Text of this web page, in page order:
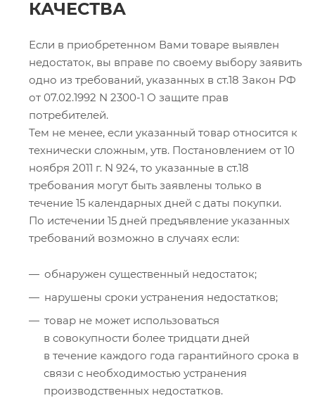
КАЧЕСТВА
Если в приобретенном Вами товаре выявлен
недостаток, вы вправе по своему выбору заявить
одно из требований, указанных в ст.18 Закон РФ
от 07.02.1992 N 2300-1 О защите прав
потребителей.
Тем не менее, если указанный товар относится к
технически сложным, утв. Постановлением от 10
ноября 2011 г. N 924, то указанные в ст.18
требования могут быть заявлены только в
течение 15 календарных дней с даты покупки.
По истечении 15 дней предъявление указанных
требований возможно в случаях если:
обнаружен существенный недостаток;
нарушены сроки устранения недостатков;
товар не может использоваться
в совокупности более тридцати дней
в течение каждого года гарантийного срока в
связи с необходимостью устранения
производственных недостатков.